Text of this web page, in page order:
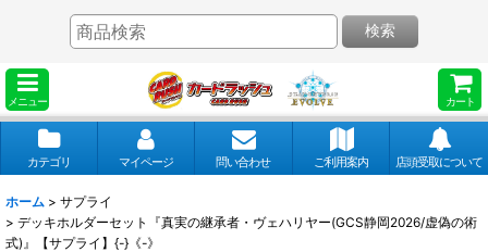
メニュー カート
検索
カテゴリ マイページ 問い合わせ ご利用案内 店頭受取について
ホーム > サプライ
> デッキホルダーセット『真実の継承者・ヴェハリヤー(GCS静岡2026/虚偽の術
式)』【サプライ】{-}《-》